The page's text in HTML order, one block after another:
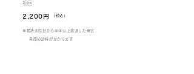
​初回
​2,200円 ​（税込）
​※最終来院日から半年以上経過した場合
再度初診料がかかります